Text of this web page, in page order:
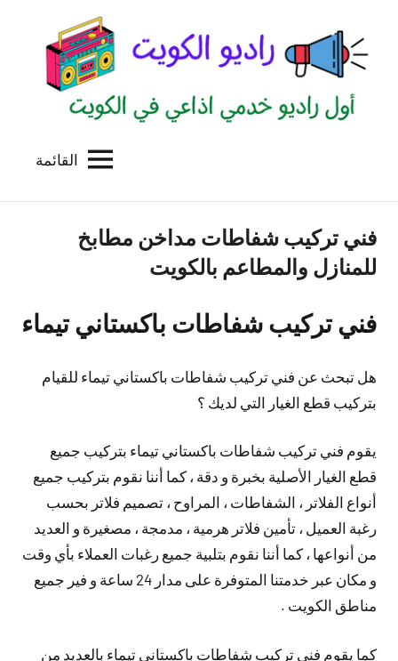
المحتوى
الكويت
للاعلانات
الخدمية
بالكويت
القائمة
فني تركيب شفاطات مداخن مطابخ
للمنازل والمطاعم بالكويت
فني تركيب شفاطات باكستاني تيماء
هل تبحث عن فني تركيب شفاطات باكستاني تيماء للقيام
بتركيب قطع الغيار التي لديك ؟
يقوم فني تركيب شفاطات باكستاني تيماء بتركيب جميع
قطع الغيار الأصلية بخبرة و دقة ، كما أننا نقوم بتركيب جميع
أنواع الفلاتر ، الشفاطات ، المراوح ، تصميم فلاتر بحسب
رغبة العميل ، تأمين فلاتر هرمية ، مدمجة ، مصغيرة و العديد
من أنواعها ، كما أننا نقوم بتلبية جميع رغبات العملاء بأي وقت
و مكان عبر خدمتنا المتوفرة على مدار 24 ساعة و فير جميع
مناطق الكويت .
كما يقوم فني تركيب شفاطات باكستاني تيماء بالعديد من